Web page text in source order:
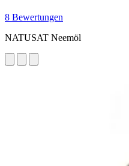
8 Bewertungen
NATUSAT Neemöl